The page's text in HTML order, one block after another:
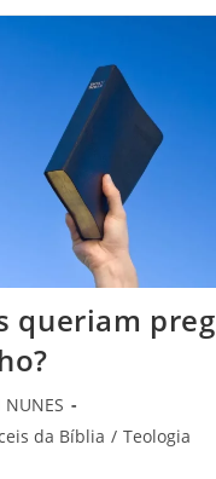
queriam
NUNES
da Bíblia / Teologia